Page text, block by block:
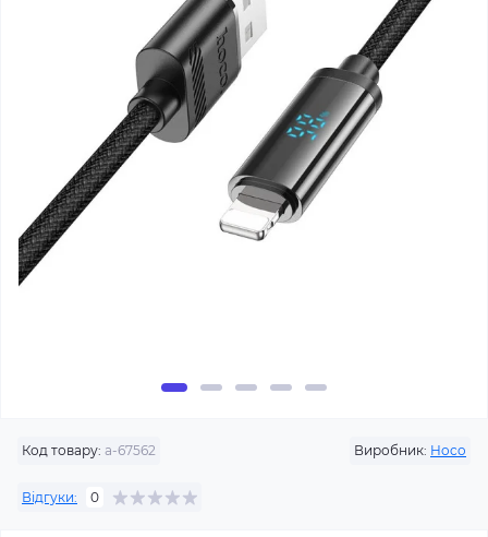
Код товару: a-67562 Виробник: Hoco
Відгуки: 0